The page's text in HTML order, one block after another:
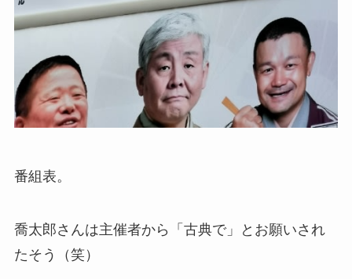
番組表。
喬太郎さんは主催者から「古典で」とお願いされ
たそう（笑）